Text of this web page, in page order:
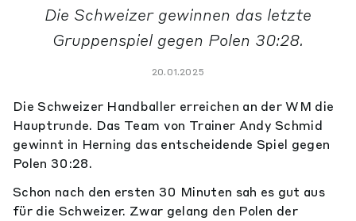
Die Schweizer gewinnen das letzte
Gruppenspiel gegen Polen 30:28.
20.01.2025
Die Schweizer Handballer erreichen an der WM die
Hauptrunde. Das Team von Trainer Andy Schmid
gewinnt in Herning das entscheidende Spiel gegen
Polen 30:28.
Schon nach den ersten 30 Minuten sah es gut aus
für die Schweizer. Zwar gelang den Polen der